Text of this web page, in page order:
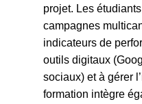
projet. Les
campagnes
indicateurs de
outils digitaux
sociaux) et à gérer
formation intègre